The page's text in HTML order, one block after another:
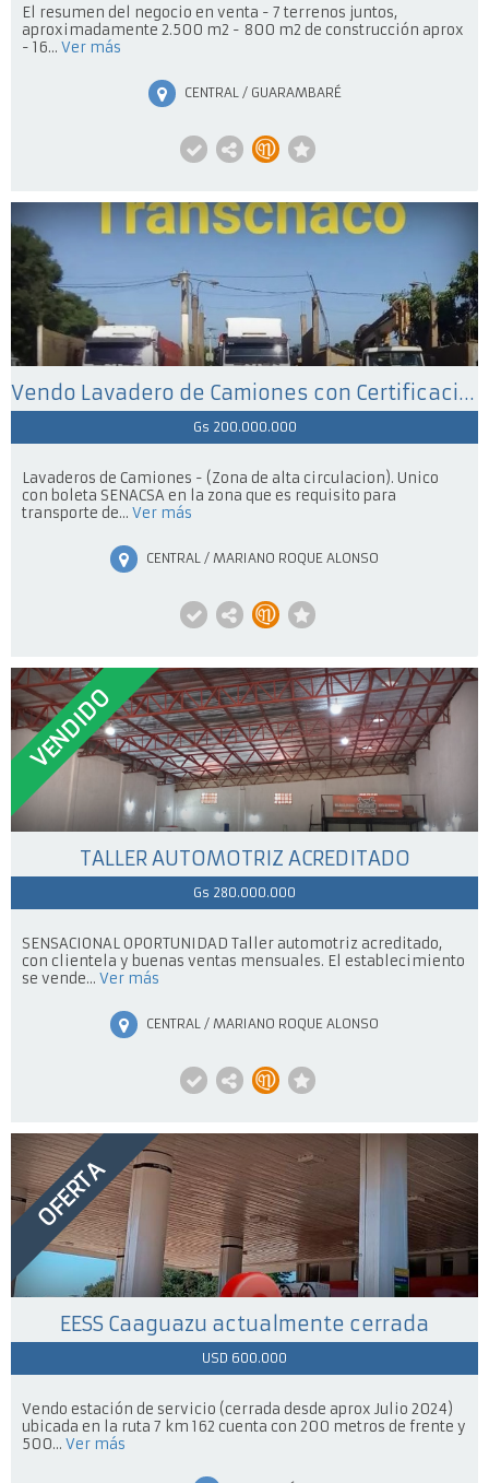
El resumen del negocio en venta - 7 terrenos juntos,
aproximadamente 2.500 m2 - 800 m2 de construcción aprox
- 16... Ver más
CENTRAL / GUARAMBARÉ
Vendo Lavadero de Camiones con Certificación
Gs 200.000.000
Lavaderos de Camiones - (Zona de alta circulacion). Unico
con boleta SENACSA en la zona que es requisito para
transporte de... Ver más
CENTRAL / MARIANO ROQUE ALONSO
VENDIDO
TALLER AUTOMOTRIZ ACREDITADO
Gs 280.000.000
SENSACIONAL OPORTUNIDAD Taller automotriz acreditado,
con clientela y buenas ventas mensuales. El establecimiento
se vende... Ver más
CENTRAL / MARIANO ROQUE ALONSO
OFERTA
EESS Caaguazu actualmente cerrada
USD 600.000
Vendo estación de servicio (cerrada desde aprox Julio 2024)
ubicada en la ruta 7 km 162 cuenta con 200 metros de frente y
500... Ver más